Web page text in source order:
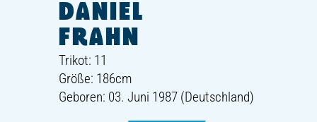
DANIEL
FRAHN
Trikot: 11
Größe: 186cm
Geboren: 03. Juni 1987 (Deutschland)